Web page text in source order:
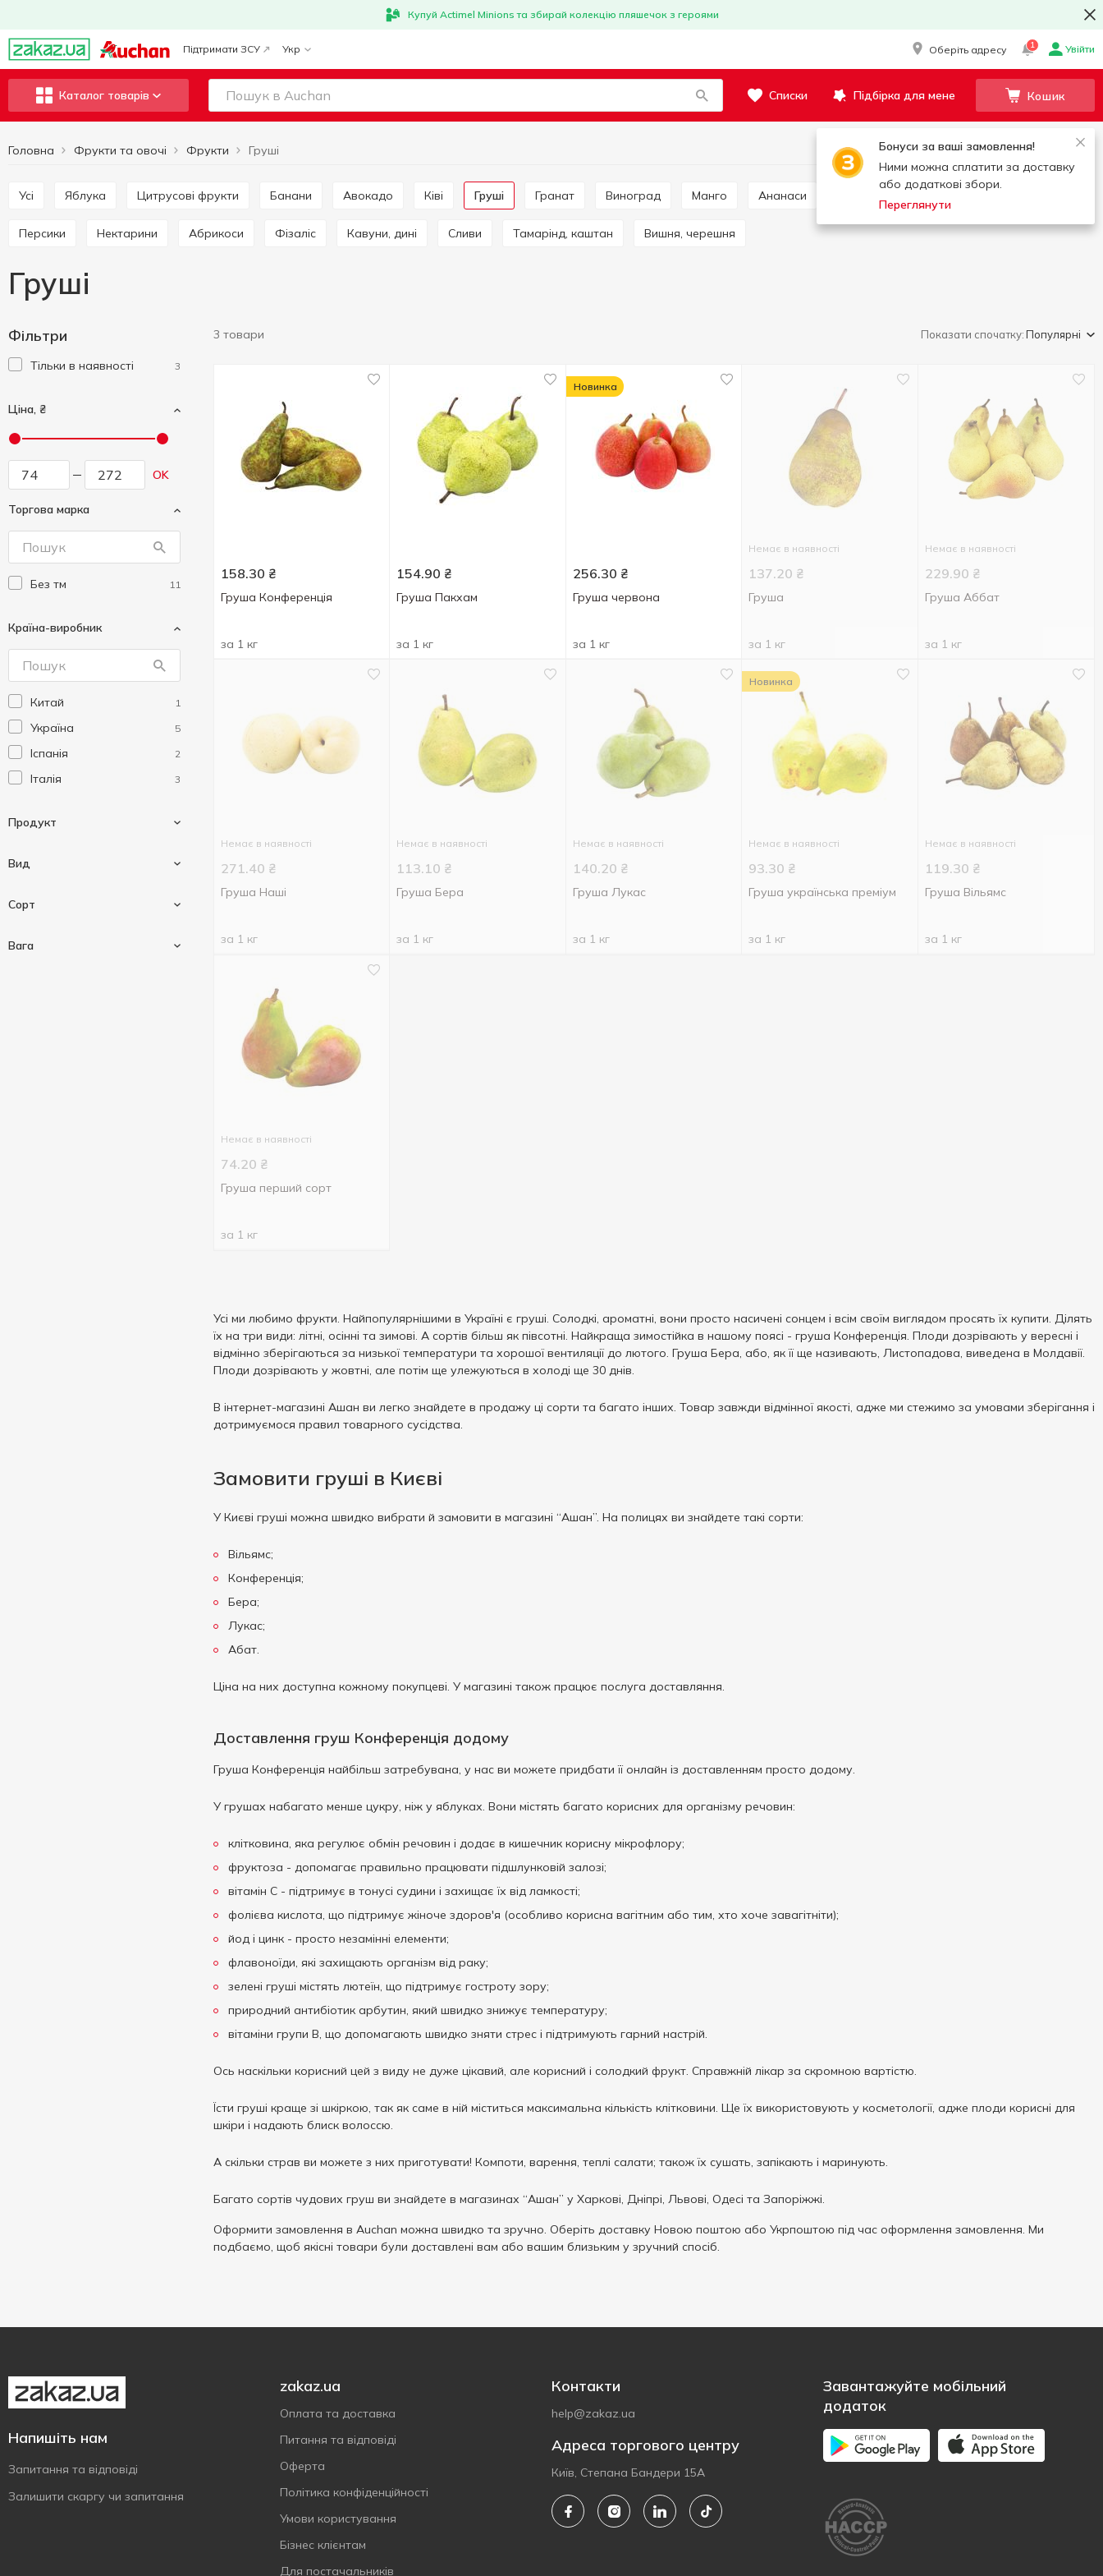
Купуй Actimel Minions та збирай колекцію пляшечок з героями
Підтримати ЗСУ Укр Оберіть адресу 1 Увійти
Каталог товарів Списки Підбірка для мене Кошик
Бонуси за ваші замовлення!
Ними можна сплатити за доставку
або додаткові збори.
Переглянути
Головна Фрукти та овочі Фрукти Груші
Усі Яблука Цитрусові фрукти Банани Авокадо Ківі Груші Гранат Виноград Манго Ананаси Екзотичні фрукти
Персики Нектарини Абрикоси Фізаліс Кавуни, дині Сливи Тамарінд, каштан Вишня, черешня
Груші
Фільтри
Тільки в наявності 3
Ціна, ₴
OK
Торгова марка
Без тм 11
Країна-виробник
Китай 1
Україна 5
Іспанія 2
Італія 3
Продукт
Вид
Сорт
Вага
3 товари Показати спочатку:Популярні
158.30 ₴
Груша Конференція
за 1 кг
154.90 ₴
Груша Пакхам
за 1 кг
Новинка
256.30 ₴
Груша червона
за 1 кг
Немає в наявності
137.20 ₴
Груша
за 1 кг
Немає в наявності
229.90 ₴
Груша Аббат
за 1 кг
Немає в наявності
271.40 ₴
Груша Наші
за 1 кг
Немає в наявності
113.10 ₴
Груша Бера
за 1 кг
Немає в наявності
140.20 ₴
Груша Лукас
за 1 кг
Новинка
Немає в наявності
93.30 ₴
Груша українська преміум
за 1 кг
Немає в наявності
119.30 ₴
Груша Вільямс
за 1 кг
Немає в наявності
74.20 ₴
Груша перший сорт
за 1 кг
Усі ми любимо фрукти. Найпопулярнішими в Україні є груші. Солодкі, ароматні, вони просто насичені сонцем і всім своїм виглядом просять їх купити. Ділять
їх на три види: літні, осінні та зимові. А сортів більш як півсотні. Найкраща зимостійка в нашому поясі - груша Конференція. Плоди дозрівають у вересні і
відмінно зберігаються за низької температури та хорошої вентиляції до лютого. Груша Бера, або, як її ще називають, Листопадова, виведена в Молдавії.
Плоди дозрівають у жовтні, але потім ще улежуються в холоді ще 30 днів.
В інтернет-магазині Ашан ви легко знайдете в продажу ці сорти та багато інших. Товар завжди відмінної якості, адже ми стежимо за умовами зберігання і
дотримуємося правил товарного сусідства.
Замовити груші в Києві
У Києві груші можна швидко вибрати й замовити в магазині “Ашан”. На полицях ви знайдете такі сорти:
Вільямс;
Конференція;
Бера;
Лукас;
Абат.
Ціна на них доступна кожному покупцеві. У магазині також працює послуга доставляння.
Доставлення груш Конференція додому
Груша Конференція найбільш затребувана, у нас ви можете придбати її онлайн із доставленням просто додому.
У грушах набагато менше цукру, ніж у яблуках. Вони містять багато корисних для організму речовин:
клітковина, яка регулює обмін речовин і додає в кишечник корисну мікрофлору;
фруктоза - допомагає правильно працювати підшлунковій залозі;
вітамін С - підтримує в тонусі судини і захищає їх від ламкості;
фолієва кислота, що підтримує жіноче здоров'я (особливо корисна вагітним або тим, хто хоче завагітніти);
йод і цинк - просто незамінні елементи;
флавоноїди, які захищають організм від раку;
зелені груші містять лютеїн, що підтримує гостроту зору;
природний антибіотик арбутин, який швидко знижує температуру;
вітаміни групи В, що допомагають швидко зняти стрес і підтримують гарний настрій.
Ось наскільки корисний цей з виду не дуже цікавий, але корисний і солодкий фрукт. Справжній лікар за скромною вартістю.
Їсти груші краще зі шкіркою, так як саме в ній міститься максимальна кількість клітковини. Ще їх використовують у косметології, адже плоди корисні для
шкіри і надають блиск волоссю.
А скільки страв ви можете з них приготувати! Компоти, варення, теплі салати; також їх сушать, запікають і маринують.
Багато сортів чудових груш ви знайдете в магазинах “Ашан” у Харкові, Дніпрі, Львові, Одесі та Запоріжжі.
Оформити замовлення в Auchan можна швидко та зручно. Оберіть доставку Новою поштою або Укрпоштою під час оформлення замовлення. Ми
подбаємо, щоб якісні товари були доставлені вам або вашим близьким у зручний спосіб.
Напишіть нам
Запитання та відповіді
Залишити скаргу чи запитання
zakaz.ua
Оплата та доставка
Питання та відповіді
Оферта
Політика конфіденційності
Умови користування
Бізнес клієнтам
Для постачальників
Контакти
help@zakaz.ua
Адреса торгового центру
Київ, Степана Бандери 15А
Завантажуйте мобільний
додаток